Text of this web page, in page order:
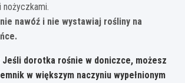
nawóź i nie wystawiaj rośliny na
Jeśli dorotka rośnie w doniczce, możesz
w większym naczyniu wypełnionym